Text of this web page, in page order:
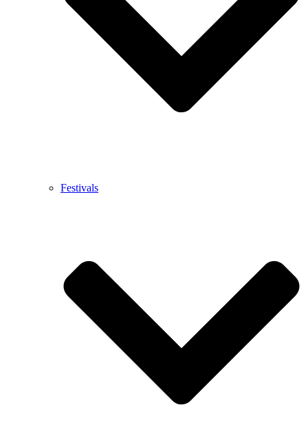
Festivals